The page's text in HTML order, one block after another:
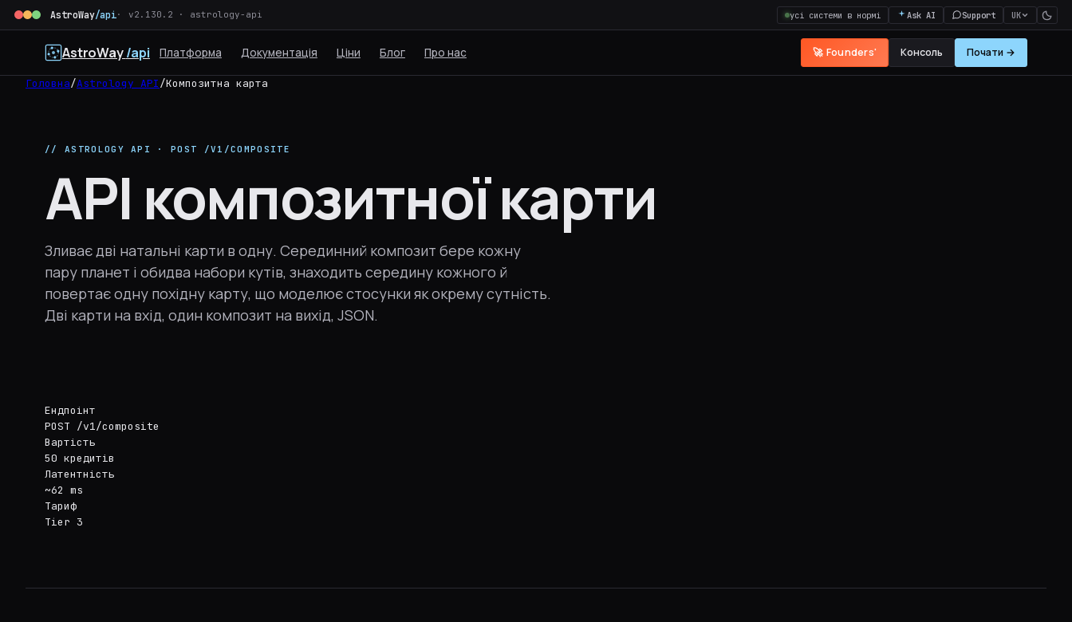
AstroWay/api v2.130.2 · astrology-api усі системи в нормі Ask AI Support UK
AstroWay/api Платформа Документація Ціни Блог Про нас 🚀 Founders' Консоль Почати →
Головна/Astrology API/Композитна карта
// ASTROLOGY API · POST /V1/COMPOSITE
API композитної карти
Зливає дві натальні карти в одну. Серединний композит бере кожну
пару планет і обидва набори кутів, знаходить середину кожного й
повертає одну похідну карту, що моделює стосунки як окрему сутність.
Дві карти на вхід, один композит на вихід, JSON.
Ендпоінт
POST /v1/composite
Вартість
50 кредитів
Латентність
~62 ms
Тариф
Tier 3